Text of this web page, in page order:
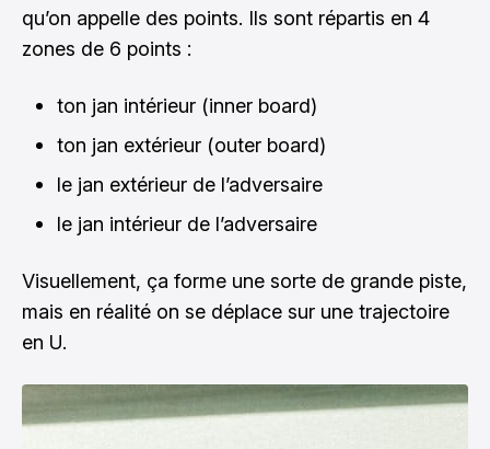
qu’on appelle des points. Ils sont répartis en 4
zones de 6 points :
ton jan intérieur (inner board)
ton jan extérieur (outer board)
le jan extérieur de l’adversaire
le jan intérieur de l’adversaire
Visuellement, ça forme une sorte de grande piste,
mais en réalité on se déplace sur une trajectoire
en U.